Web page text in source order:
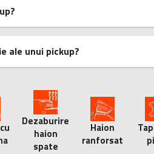
ale unui pickup?
Dezaburire
haion
spate
Haion
ranforsat